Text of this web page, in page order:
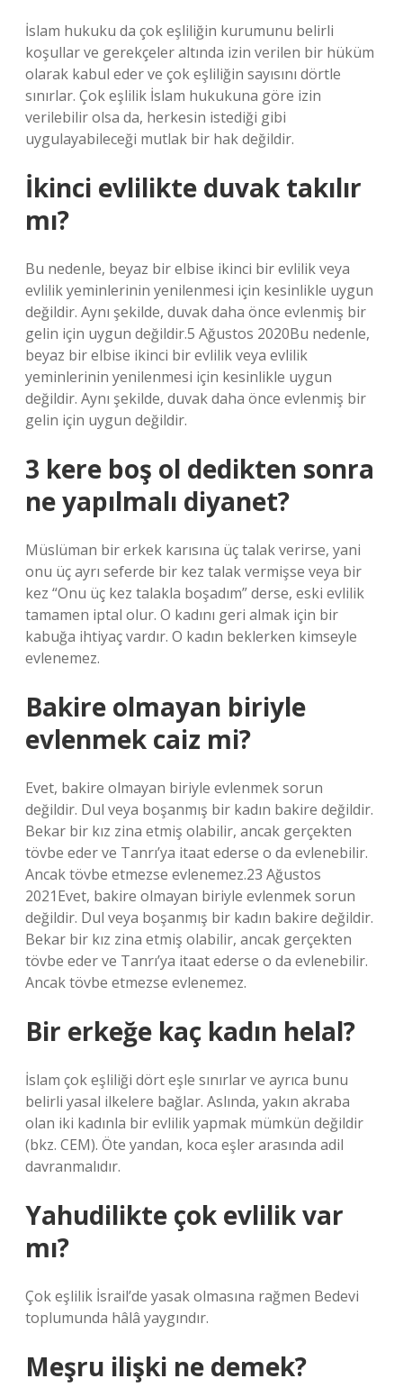
İslam hukuku da çok eşliliğin kurumunu belirli
koşullar ve gerekçeler altında izin verilen bir hüküm
olarak kabul eder ve çok eşliliğin sayısını dörtle
sınırlar. Çok eşlilik İslam hukukuna göre izin
verilebilir olsa da, herkesin istediği gibi
uygulayabileceği mutlak bir hak değildir.
İkinci evlilikte duvak takılır
mı?
Bu nedenle, beyaz bir elbise ikinci bir evlilik veya
evlilik yeminlerinin yenilenmesi için kesinlikle uygun
değildir. Aynı şekilde, duvak daha önce evlenmiş bir
gelin için uygun değildir.5 Ağustos 2020Bu nedenle,
beyaz bir elbise ikinci bir evlilik veya evlilik
yeminlerinin yenilenmesi için kesinlikle uygun
değildir. Aynı şekilde, duvak daha önce evlenmiş bir
gelin için uygun değildir.
3 kere boş ol dedikten sonra
ne yapılmalı diyanet?
Müslüman bir erkek karısına üç talak verirse, yani
onu üç ayrı seferde bir kez talak vermişse veya bir
kez “Onu üç kez talakla boşadım” derse, eski evlilik
tamamen iptal olur. O kadını geri almak için bir
kabuğa ihtiyaç vardır. O kadın beklerken kimseyle
evlenemez.
Bakire olmayan biriyle
evlenmek caiz mi?
Evet, bakire olmayan biriyle evlenmek sorun
değildir. Dul veya boşanmış bir kadın bakire değildir.
Bekar bir kız zina etmiş olabilir, ancak gerçekten
tövbe eder ve Tanrı’ya itaat ederse o da evlenebilir.
Ancak tövbe etmezse evlenemez.23 Ağustos
2021Evet, bakire olmayan biriyle evlenmek sorun
değildir. Dul veya boşanmış bir kadın bakire değildir.
Bekar bir kız zina etmiş olabilir, ancak gerçekten
tövbe eder ve Tanrı’ya itaat ederse o da evlenebilir.
Ancak tövbe etmezse evlenemez.
Bir erkeğe kaç kadın helal?
İslam çok eşliliği dört eşle sınırlar ve ayrıca bunu
belirli yasal ilkelere bağlar. Aslında, yakın akraba
olan iki kadınla bir evlilik yapmak mümkün değildir
(bkz. CEM). Öte yandan, koca eşler arasında adil
davranmalıdır.
Yahudilikte çok evlilik var
mı?
Çok eşlilik İsrail’de yasak olmasına rağmen Bedevi
toplumunda hâlâ yaygındır.
Meşru ilişki ne demek?